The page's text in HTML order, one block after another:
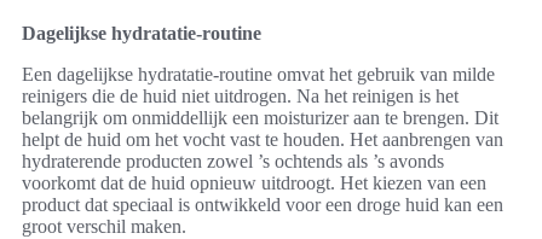
Dagelijkse hydratatie-routine
Een dagelijkse hydratatie-routine omvat het gebruik van milde
reinigers die de huid niet uitdrogen. Na het reinigen is het
belangrijk om onmiddellijk een moisturizer aan te brengen. Dit
helpt de huid om het vocht vast te houden. Het aanbrengen van
hydraterende producten zowel ’s ochtends als ’s avonds
voorkomt dat de huid opnieuw uitdroogt. Het kiezen van een
product dat speciaal is ontwikkeld voor een droge huid kan een
groot verschil maken.